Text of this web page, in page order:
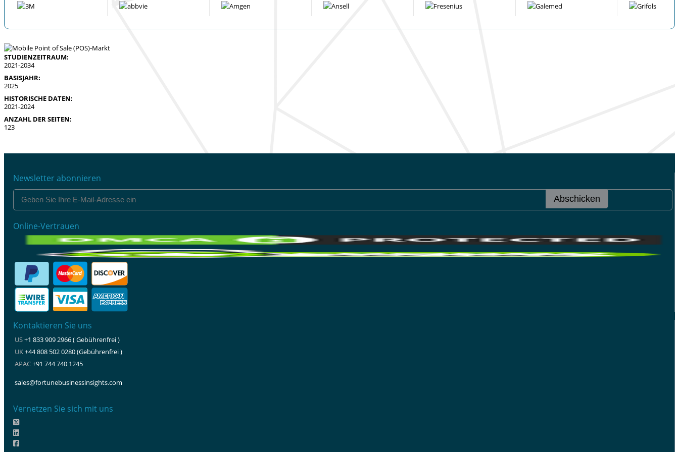
STUDIENZEITRAUM:
2021-2034
BASISJAHR:
2025
HISTORISCHE DATEN:
2021-2024
ANZAHL DER SEITEN:
123
Newsletter abonnieren
Abschicken
Online-Vertrauen
Kontaktieren Sie uns
US+1 833 909 2966 ( Gebührenfrei )
UK+44 808 502 0280 (Gebührenfrei )
APAC+91 744 740 1245
sales@fortunebusinessinsights.com
Vernetzen Sie sich mit uns